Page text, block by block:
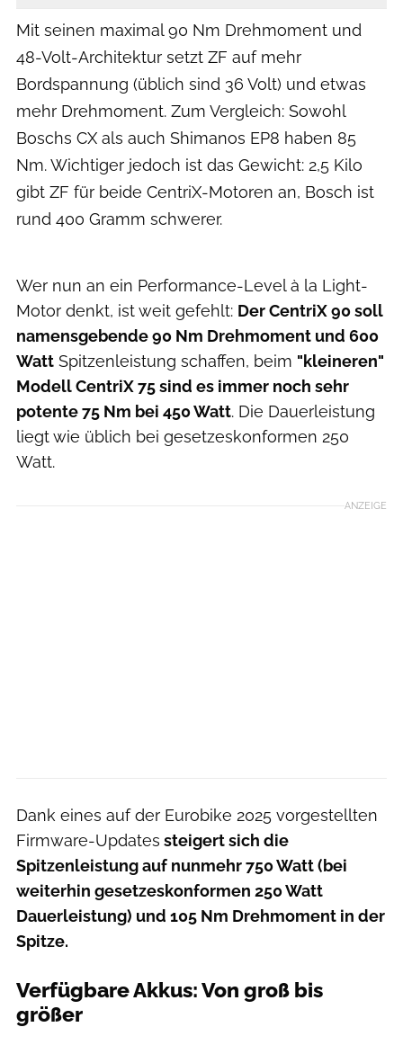
Mit seinen maximal 90 Nm Drehmoment und
48-Volt-Architektur setzt ZF auf mehr
Bordspannung (üblich sind 36 Volt) und etwas
mehr Drehmoment. Zum Vergleich: Sowohl
Boschs CX als auch Shimanos EP8 haben 85
Nm. Wichtiger jedoch ist das Gewicht: 2,5 Kilo
gibt ZF für beide CentriX-Motoren an, Bosch ist
rund 400 Gramm schwerer.
Wer nun an ein Performance-Level à la Light-
Motor denkt, ist weit gefehlt: Der CentriX 90 soll
namensgebende 90 Nm Drehmoment und 600
Watt Spitzenleistung schaffen, beim "kleineren"
Modell CentriX 75 sind es immer noch sehr
potente 75 Nm bei 450 Watt. Die Dauerleistung
liegt wie üblich bei gesetzeskonformen 250
Watt.
ANZEIGE
Dank eines auf der Eurobike 2025 vorgestellten
Firmware-Updates steigert sich die
Spitzenleistung auf nunmehr 750 Watt (bei
weiterhin gesetzeskonformen 250 Watt
Dauerleistung) und 105 Nm Drehmoment in der
Spitze.
Verfügbare Akkus: Von groß bis
größer